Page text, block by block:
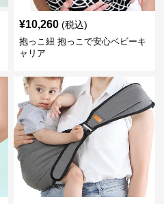
¥10,260 (税込)
抱っこ紐 抱っこで安心ベビーキ
ャリア